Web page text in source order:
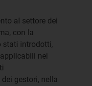
al settore dei
con la
stati introdotti,
nei
gestori, nella